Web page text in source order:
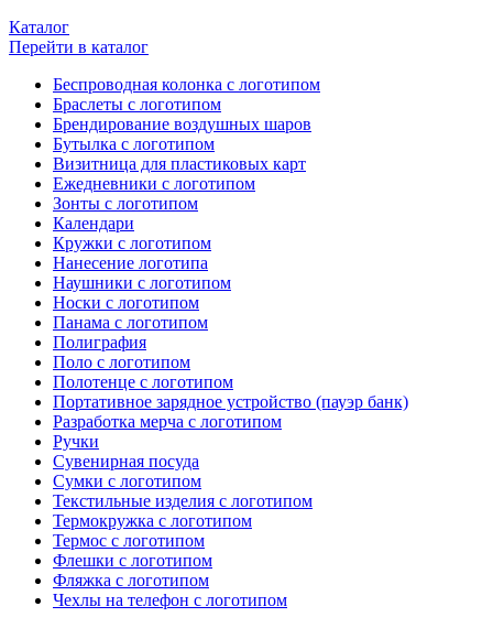
Каталог
Перейти в каталог
Беспроводная колонка с логотипом
Браслеты с логотипом
Брендирование воздушных шаров
Бутылка с логотипом
Визитница для пластиковых карт
Ежедневники с логотипом
Зонты с логотипом
Календари
Кружки с логотипом
Нанесение логотипа
Наушники с логотипом
Носки с логотипом
Панама с логотипом
Полиграфия
Поло с логотипом
Полотенце с логотипом
Портативное зарядное устройство (пауэр банк)
Разработка мерча с логотипом
Ручки
Сувенирная посуда
Сумки с логотипом
Текстильные изделия с логотипом
Термокружка с логотипом
Термос с логотипом
Флешки с логотипом
Фляжка с логотипом
Чехлы на телефон с логотипом